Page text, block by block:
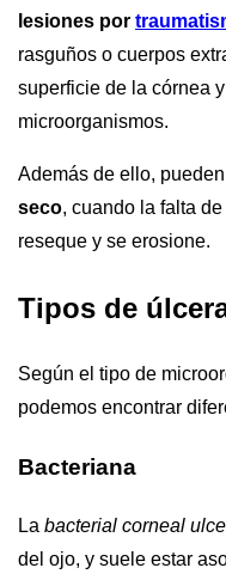
lesiones por
rasguños o cuerpos
superficie de la córnea
microorganismos.
Además de ello,
seco, cuando la falta
reseque y se erosione.
Tipos de
Según el tipo de
podemos encontrar
Bacteriana
La bacterial corneal
del ojo, y suele estar